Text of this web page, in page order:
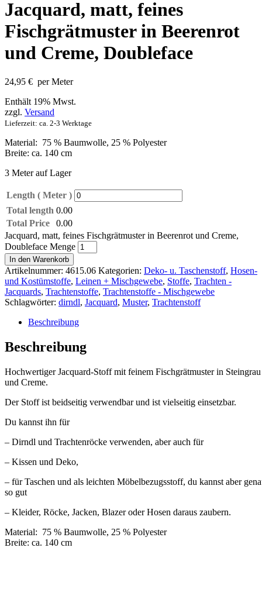
Jacquard, matt, feines
Fischgrätmuster in Beerenrot
und Creme, Doubleface
24,95 € per Meter
Enthält 19% Mwst.
zzgl. Versand
Lieferzeit: ca. 2-3 Werktage
Material: 75 % Baumwolle, 25 % Polyester
Breite: ca. 140 cm
3 Meter auf Lager
Length ( Meter )
Total length 0.00
Total Price
0.00
Jacquard, matt, feines Fischgrätmuster in Beerenrot und Creme,
Doubleface Menge
In den Warenkorb
Artikelnummer: 4615.06 Kategorien: Deko- u. Taschenstoff, Hosen-
und Kostümstoffe, Leinen + Mischgewebe, Stoffe, Trachten -
Jacquards, Trachtenstoffe, Trachtenstoffe - Mischgewebe
Schlagwörter: dirndl, Jacquard, Muster, Trachtenstoff
Beschreibung
Beschreibung
Hochwertiger Jacquard-Stoff mit feinem Fischgrätmuster in Steingrau
und Creme.
Der Stoff ist beidseitig verwendbar und ist vielseitig einsetzbar.
Du kannst ihn für
– Dirndl und Trachtenröcke verwenden, aber auch für
– Kissen und Deko,
– für Taschen und als leichten Möbelbezugsstoff, du kannst aber
so gut
– Kleider, Röcke, Jacken, Blazer oder Hosen daraus zaubern.
Material: 75 % Baumwolle, 25 % Polyester
Breite: ca. 140 cm